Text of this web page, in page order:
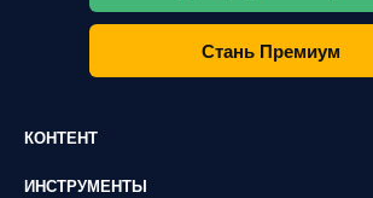
Стань Премиум
КОНТЕНТ
ИНСТРУМЕНТЫ